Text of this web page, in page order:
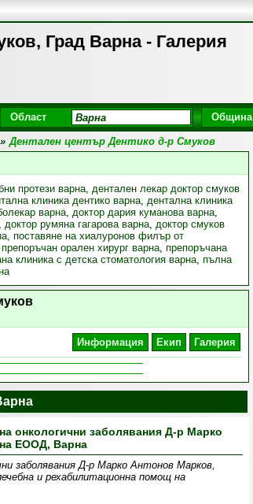
Град Варна - Галерия
Област Община
» Дентален център Дентико д-р Смуков
протези варна, дентален лекар доктор смуков
клиника дентико варна, дентална клиника
варна, доктор дария куманова варна,
доктор румяна гагарова варна, доктор смуков
, поставяне на хиалуронов филър от
препоръчан орален хирург варна, препоръчана
клиника с детска стоматология варна, пълна
Информация Екип Галерия
онкологични заболявания Д-р Марко
ЕООД, Варна
заболявания Д-р Марко Антонов Марков,
и рехабилитационна помощ на